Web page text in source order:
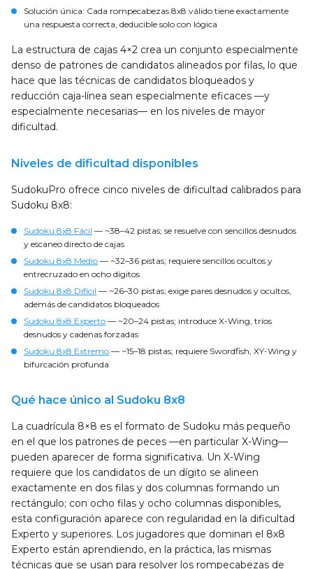
Solución única: Cada rompecabezas 8x8 válido tiene exactamente
una respuesta correcta, deducible solo con lógica
La estructura de cajas 4×2 crea un conjunto especialmente
denso de patrones de candidatos alineados por filas, lo que
hace que las técnicas de candidatos bloqueados y
reducción caja-línea sean especialmente eficaces —y
especialmente necesarias— en los niveles de mayor
dificultad.
Niveles de dificultad disponibles
SudokuPro ofrece cinco niveles de dificultad calibrados para
Sudoku 8x8:
Sudoku 8x8 Fácil — ~38–42 pistas; se resuelve con sencillos desnudos
y escaneo directo de cajas
Sudoku 8x8 Medio — ~32–36 pistas; requiere sencillos ocultos y
entrecruzado en ocho dígitos
Sudoku 8x8 Difícil — ~26–30 pistas; exige pares desnudos y ocultos,
además de candidatos bloqueados
Sudoku 8x8 Experto — ~20–24 pistas; introduce X-Wing, tríos
desnudos y cadenas forzadas
Sudoku 8x8 Extremo — ~15–18 pistas; requiere Swordfish, XY-Wing y
bifurcación profunda
Qué hace único al Sudoku 8x8
La cuadrícula 8×8 es el formato de Sudoku más pequeño
en el que los patrones de peces —en particular X-Wing—
pueden aparecer de forma significativa. Un X-Wing
requiere que los candidatos de un dígito se alineen
exactamente en dos filas y dos columnas formando un
rectángulo; con ocho filas y ocho columnas disponibles,
esta configuración aparece con regularidad en la dificultad
Experto y superiores. Los jugadores que dominan el 8x8
Experto están aprendiendo, en la práctica, las mismas
técnicas que se usan para resolver los rompecabezas de